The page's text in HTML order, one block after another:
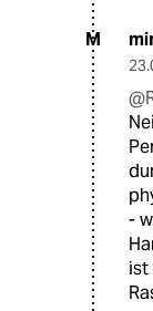
M
-
ist